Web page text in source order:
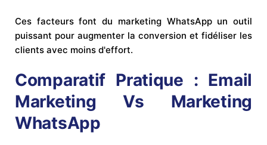
Ces facteurs font du marketing WhatsApp un outil
puissant pour augmenter la conversion et fidéliser les
clients avec moins d'effort.
Comparatif Pratique : Email
Marketing Vs Marketing
WhatsApp